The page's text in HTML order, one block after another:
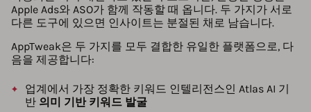
Apple Ads와 ASO가 함께 작동할 때 옵니다. 두 가지가 서로
다른 도구에 있으면 인사이트는 분절된 채로 남습니다.
AppTweak은 두 가지를 모두 결합한 유일한 플랫폼으로, 다
음을 제공합니다:
업계에서 가장 정확한 키워드 인텔리전스인 Atlas AI 기
반 의미 기반 키워드 발굴